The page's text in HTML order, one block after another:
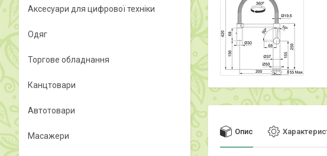
Опис
Аксесуари для цифрової техніки
Одяг
Торгове обладнання
Канцтовари
Автотовари
Масажери